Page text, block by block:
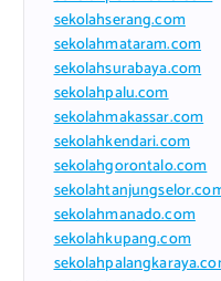
sekolahserang.com
sekolahmataram.com
sekolahsurabaya.com
sekolahpalu.com
sekolahmakassar.com
sekolahkendari.com
sekolahgorontalo.com
sekolahmanado.com
sekolahkupang.com